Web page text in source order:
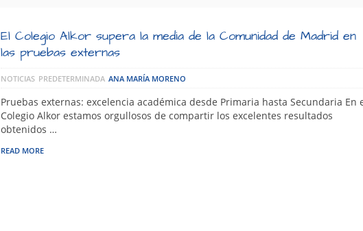
El Colegio Alkor supera la media de la Comunidad de Madrid en
las pruebas externas
NOTICIAS PREDETERMINADA ANA MARÍA MORENO
Pruebas externas: excelencia académica desde Primaria hasta Secundaria En
Colegio Alkor estamos orgullosos de compartir los excelentes resultados
obtenidos …
READ MORE